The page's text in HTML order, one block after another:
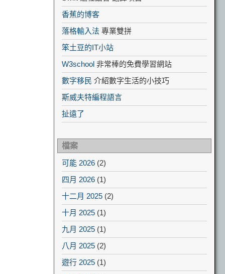
香蕉的博客
落格輸入法 專業雙拼
笨土豆的IT小站
W3school 非常棒的免費學習網站
數字移民 介紹數字生活的小技巧
斯威夫特編程語言
扯遠了
檔案
可能 2026 (2)
四月 2026 (1)
十二月 2025 (2)
十月 2025 (1)
九月 2025 (1)
八月 2025 (2)
遊行 2025 (1)